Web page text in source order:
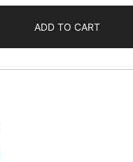
ADD TO CART